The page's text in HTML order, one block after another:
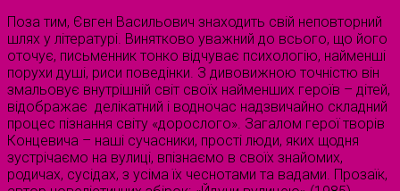
Поза тим, Євген Васильович знаходить свій неповторний
шлях у літературі. Винятково уважний до всього, що його
оточує, письменник тонко відчуває психологію, найменші
порухи душі, риси поведінки. З дивовижною точністю він
змальовує внутрішній світ своїх найменших героїв – дітей,
відображає делікатний і водночас надзвичайно складний
процес пізнання світу «дорослого». Загалом герої творів
Концевича – наші сучасники, прості люди, яких щодня
зустрічаємо на вулиці, впізнаємо в своїх знайомих,
родичах, сусідах, з усіма їх чеснотами та вадами. Прозаїк,